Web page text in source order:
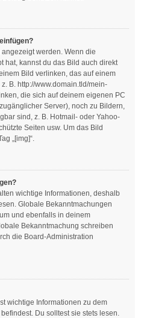
werden. Wenn die
hat, kannst du das Bild auch direkt
Bild verlinken, das auf einem
B. http://www.domain.tld/mein-
die sich auf deinem eigenen PC
Server), noch zu Bildern,
sind, z. B. Hotmail- oder Yahoo-
Seiten usw. Um das Bild
„[img]“.
wichtige Informationen, deshalb
Globale Bekanntmachungen
und ebenfalls in deinem
Bekanntmachung schreiben
die Board-Administration
wichtige Informationen zu dem
Du solltest sie stets lesen.